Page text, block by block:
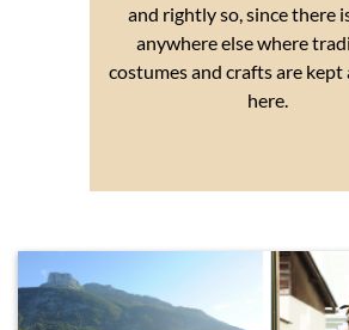
and rightly so, since there
anywhere else where
costumes and crafts are kept
here.